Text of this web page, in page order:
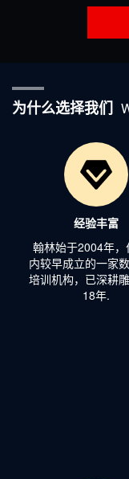
为什么选择我们
经验丰富
翰林始于2004年，
内较早成立的一家
培训机构，已深耕
18年.